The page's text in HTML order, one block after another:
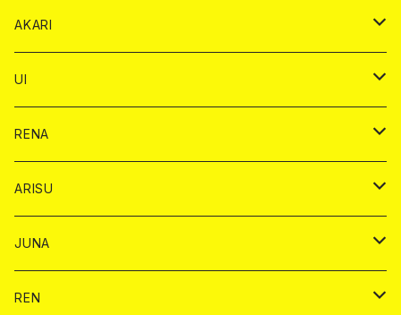
ドリンクカード
チェキ
シャンパン
1ドリンク
チップ
ドリンク
シャンパン
1ドリンク
チップ
AKARI
ドリンク
1ドリンク
ショット
UI
バイカ
ドリンク
シャンパン
ドリンク
チェキ
RENA
バイカ
ドリンク
ドリンク
チェキ
ARISU
バイカ
ドリンク
JUNA
バイカ
REN